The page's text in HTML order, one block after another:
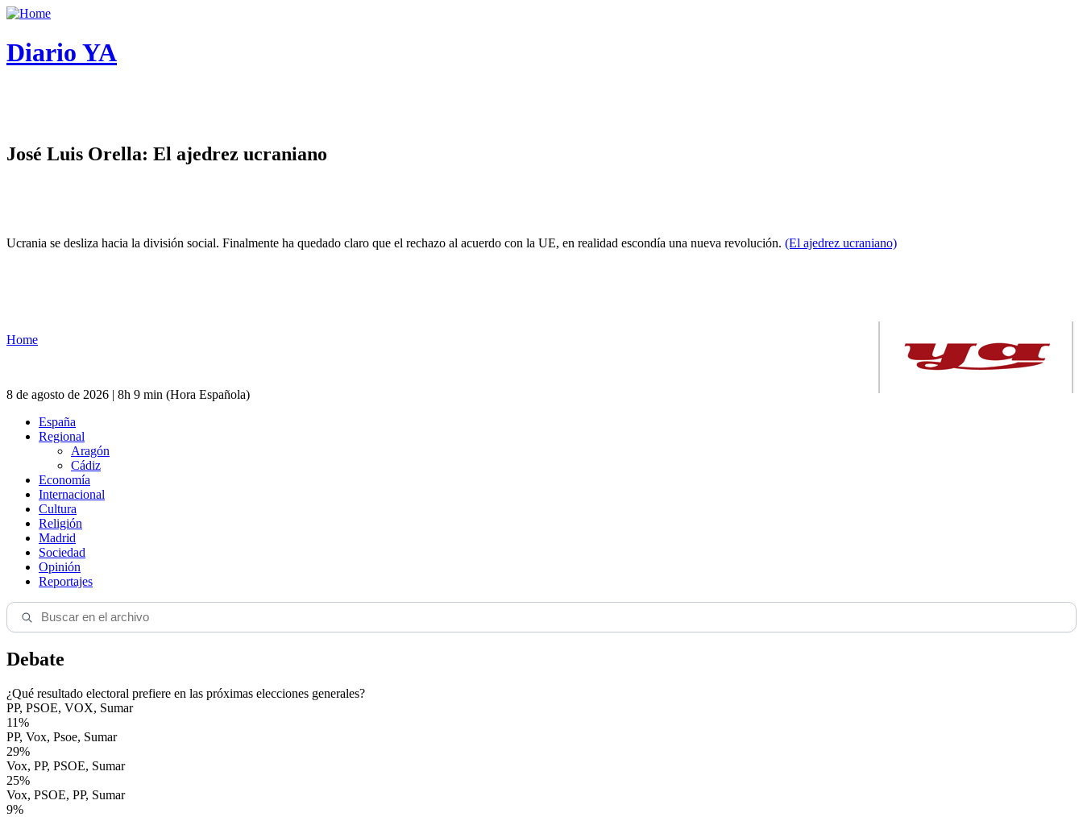
Diario YA
José Luis Orella: El ajedrez ucraniano
Ucrania se desliza hacia la división social. Finalmente ha quedado claro que el rechazo al acuerdo con la UE, en realidad escondía una nueva revolución. (El ajedrez ucraniano)
Home
8 de agosto de 2026 | 8h 9 min (Hora Española)
España
Regional
Aragón
Cádiz
Economía
Internacional
Cultura
Religión
Madrid
Sociedad
Opinión
Reportajes
Debate
¿Qué resultado electoral prefiere en las próximas elecciones generales?
PP, PSOE, VOX, Sumar
11%
PP, Vox, Psoe, Sumar
29%
Vox, PP, PSOE, Sumar
25%
Vox, PSOE, PP, Sumar
9%